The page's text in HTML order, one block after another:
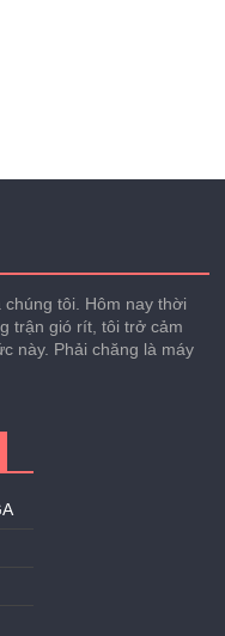
tôi. Hôm nay thời
trận gió rít, tôi trở cảm
này. Phải chăng là máy